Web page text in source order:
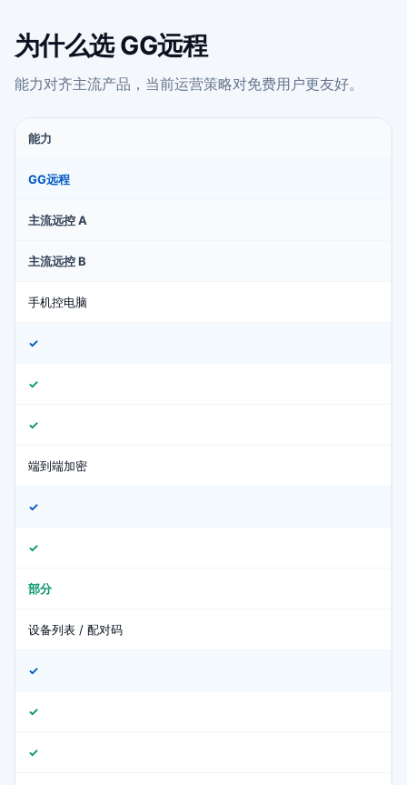
为什么选 GG远程
能力对齐主流产品，当前运营策略对免费用户更友好。
能力
GG远程
主流远控 A
主流远控 B
手机控电脑
✓
✓
✓
端到端加密
✓
✓
部分
设备列表 / 配对码
✓
✓
✓